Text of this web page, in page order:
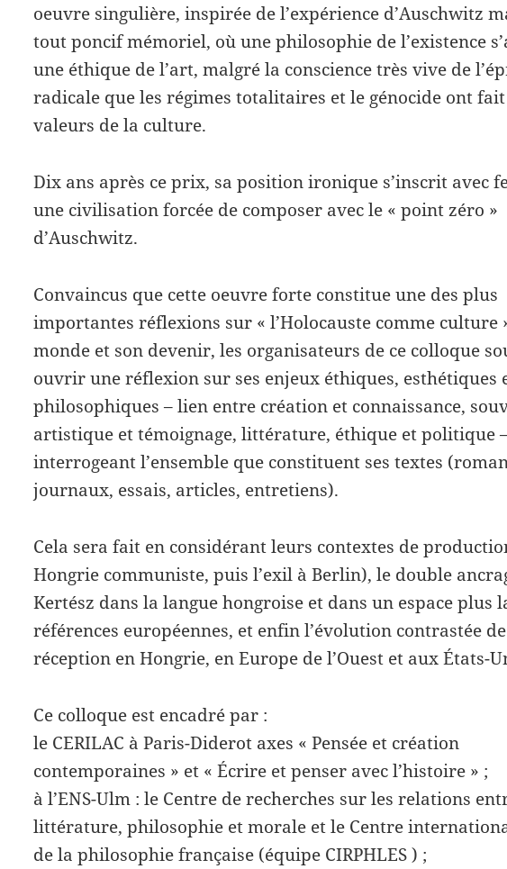
oeuvre singulière, inspirée de l’expérience d’Auschwitz
tout poncif mémoriel, où une philosophie de l’existence
une éthique de l’art, malgré la conscience très vive de
radicale que les régimes totalitaires et le génocide ont
valeurs de la culture.
Dix ans après ce prix, sa position ironique s’inscrit avec
une civilisation forcée de composer avec le « point zéro »
d’Auschwitz.
Convaincus que cette oeuvre forte constitue une des plus
importantes réflexions sur « l’Holocauste comme culture
monde et son devenir, les organisateurs de ce colloque
ouvrir une réflexion sur ses enjeux éthiques, esthétiques
philosophiques – lien entre création et connaissance,
artistique et témoignage, littérature, éthique et politique
interrogeant l’ensemble que constituent ses textes
journaux, essais, articles, entretiens).
Cela sera fait en considérant leurs contextes de
Hongrie communiste, puis l’exil à Berlin), le double
Kertész dans la langue hongroise et dans un espace plus
références européennes, et enfin l’évolution contrastée
réception en Hongrie, en Europe de l’Ouest et aux États-
Ce colloque est encadré par :
le CERILAC à Paris-Diderot axes « Pensée et création
contemporaines » et « Écrire et penser avec l’histoire » ;
à l’ENS-Ulm : le Centre de recherches sur les relations
littérature, philosophie et morale et le Centre
de la philosophie française (équipe CIRPHLES ) ;